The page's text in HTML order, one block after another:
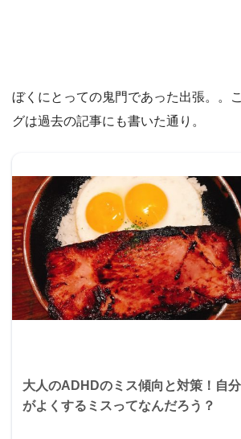
ぼくにとっての鬼門であった出張。。
グは過去の記事にも書いた通り。
大人のADHDのミス傾向と対策！自分
がよくするミスってなんだろう？